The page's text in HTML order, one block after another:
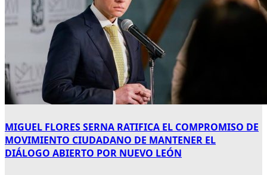
MIGUEL FLORES SERNA RATIFICA EL COMPROMISO DE
MOVIMIENTO CIUDADANO DE MANTENER EL
DIÁLOGO ABIERTO POR NUEVO LEÓN